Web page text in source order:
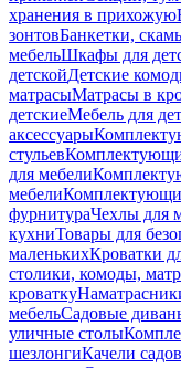
хранения в прихожую
зонтовБанкетки,
мебельШкафы для
детскойДетские
матрасыМатрасы в
детскиеМебель для
аксессуары
стульев
для мебели
мебели
фурнитураЧехлы для
кухниТовары для
маленькихКроватки
столики, комоды,
кроватку
мебельСадовые
уличные столы
шезлонгиКачели